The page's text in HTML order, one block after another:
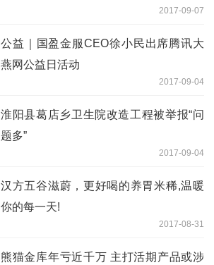
2017-09-07
公益｜国盈金服CEO徐小民出席腾讯大
燕网公益日活动
2017-09-04
淮阳县葛店乡卫生院改造工程被举报“问
题多”
2017-09-04
汉方五谷滋蔚，更好喝的养胃米稀,温暖
你的每一天!
2017-08-31
熊猫金库年亏近千万 主打活期产品或涉